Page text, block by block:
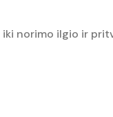
norimo ilgio ir